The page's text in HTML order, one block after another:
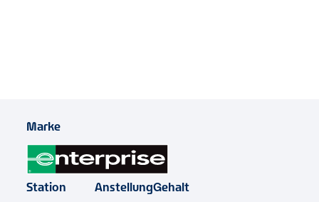
Marke
Station AnstellungGehalt